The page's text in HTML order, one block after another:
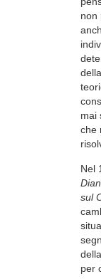
non
mai
che
Nel
sul
per